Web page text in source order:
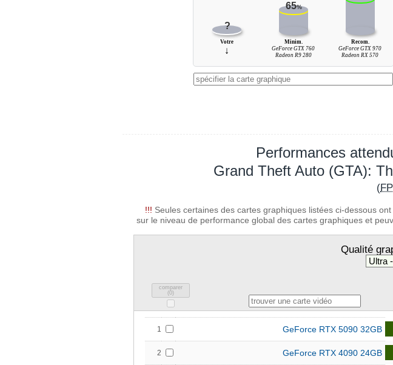
?
65%
Votre
↓
Minim.
GeForce GTX 760
Radeon R9 280
Recom.
GeForce GTX 970
Radeon RX 570
Performances
Grand Theft Auto (GTA):
(
!!! Seules certaines des cartes graphiques listées ci-dessous
sur le niveau de performance global des cartes graphiques et
Qualité
comparer
(0)
1 GeForce RTX 5090 32GB
2 GeForce RTX 4090 24GB